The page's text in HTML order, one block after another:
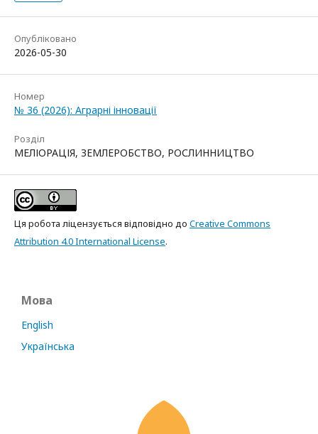
Опубліковано
2026-05-30
Номер
№ 36 (2026): Аграрні інновації
Розділ
МЕЛІОРАЦІЯ, ЗЕМЛЕРОБСТВО, РОСЛИННИЦТВО
Ця робота ліцензується відповідно до Creative Commons
Attribution 4.0 International License.
Мова
English
Українська